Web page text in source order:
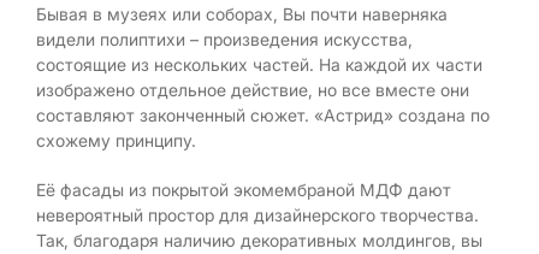
Бывая в музеях или соборах, Вы почти наверняка
видели полиптихи – произведения искусства,
состоящие из нескольких частей. На каждой их части
изображено отдельное действие, но все вместе они
составляют законченный сюжет. «Астрид» создана по
схожему принципу.
Её фасады из покрытой экомембраной МДФ дают
невероятный простор для дизайнерского творчества.
Так, благодаря наличию декоративных молдингов, вы